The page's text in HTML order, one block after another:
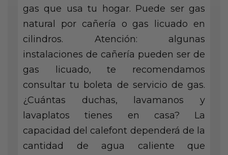
gas que usa tu hogar. Puede ser gas
natural por cañería o gas licuado en
cilindros. Atención: algunas
instalaciones de cañería pueden ser de
gas licuado, te recomendamos
consultar tu boleta de servicio de gas.
¿Cuántas duchas, lavamanos y
lavaplatos tienes en casa? La
capacidad del calefont dependerá de la
cantidad de agua caliente que